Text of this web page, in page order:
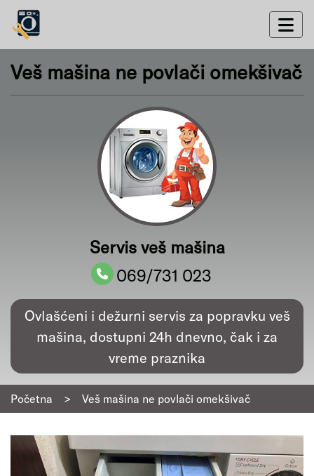
Veš mašina ne povlači omekšivač
Servis veš mašina
069/731 023
Ovlašćeni i dežurni servis za popravku veš
mašina, dostupni 24h dnevno, čak i za
vreme praznika
Početna > Veš mašina ne povlači omekšivač